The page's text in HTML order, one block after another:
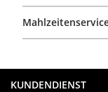
KUNDENDIENST